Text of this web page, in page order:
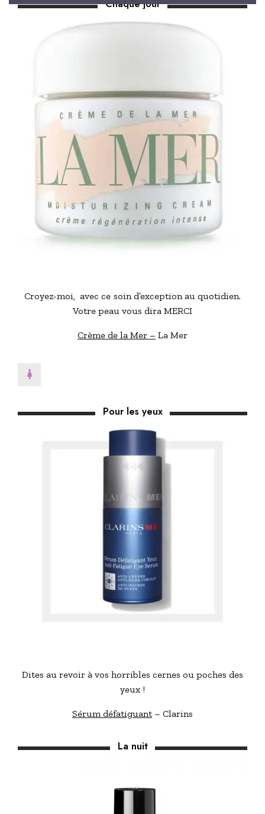
Chaque jour
Croyez-moi, avec ce soin d’exception au quotidien.
Votre peau vous dira MERCI
Crème de la Mer – La Mer
Pour les yeux
Dites au revoir à vos horribles cernes ou poches des
yeux !
Sérum défatiguant– Clarins
La nuit